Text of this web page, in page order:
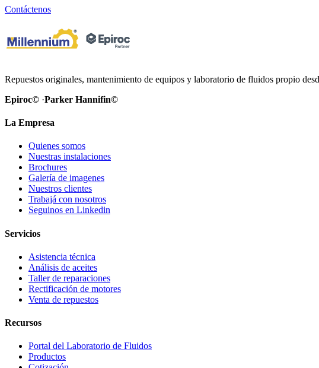
Contáctenos
Repuestos originales, mantenimiento de equipos y laboratorio de fluidos propio
Epiroc© ·Parker Hannifin©
La Empresa
Quienes somos
Nuestras instalaciones
Brochures
Galería de imagenes
Nuestros clientes
Trabajá con nosotros
Seguinos en Linkedin
Servicios
Asistencia técnica
Análisis de aceites
Taller de reparaciones
Rectificación de motores
Venta de repuestos
Recursos
Portal del Laboratorio de Fluidos
Productos